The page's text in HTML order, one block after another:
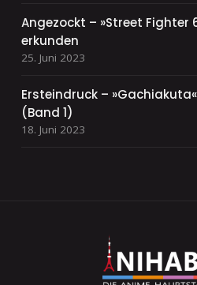
Angezockt – »Street Fighter
erkunden
25. Juni 2023
Ersteindruck –
(Band 1)
18. Juni 2023